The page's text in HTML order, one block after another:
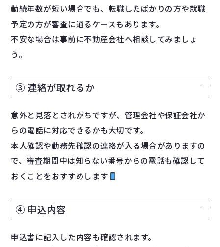
勤続年数が短い場合でも、転職したばかりの方や就職
予定の方が審査に通るケースもあります。
不安な場合は事前に不動産会社へ相談してみましょ
う。
③ 連絡が取れるか
意外と見落とされがちですが、管理会社や保証会社か
らの電話に対応できるかも大切です。
本人確認や勤務先確認の連絡が入る場合がありますの
で、審査期間中は知らない番号からの電話も確認して
おくことをおすすめします
④ 申込内容
申込書に記入した内容も確認されます。